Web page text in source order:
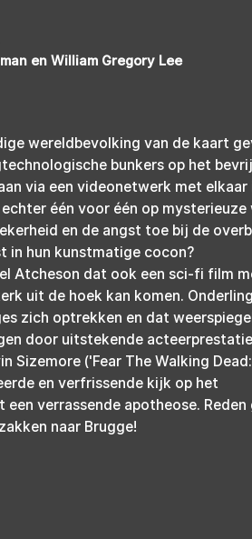
en William Gregory Lee
wereldbevolking van de kaart
bunkers op het
via een videonetwerk met
één voor één op
en de angst toe bij de
in hun kunstmatige cocon?
Atcheson dat ook een sci-fi film
uit de hoek kan komen.
zich optrekken en dat
door uitstekende
Sizemore ('Fear The Walking
en verfrissende kijk op het
verrassende apotheose. Reden
naar Brugge!